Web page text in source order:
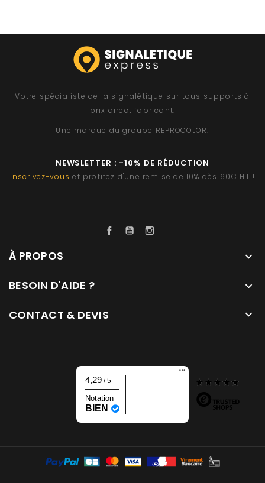
Votre spécialiste de la signalétique sur tous supports à
prix direct fabricant.
Une marque du groupe REPROCOLOR.
NEWSLETTER : -10% DE RÉDUCTION
Inscrivez-vous et profitez d'une remise de 10% dès 60€ HT !
FacebookYouTube
À PROPOS 
BESOIN D'AIDE ? 
CONTACT & DEVIS 
4,29 / 5
Notation
BIEN